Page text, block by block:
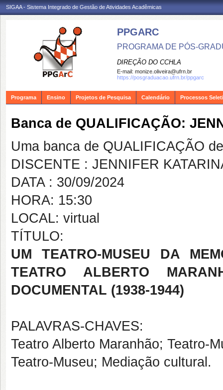
SIGAA - Sistema Integrado de Gestão de Atividades Acadêmicas
PPGARC
PROGRAMA DE PÓS-
DIREÇÃO DO CCHLA
E-mail: monize.oliveira@ufrn.br
https://posgraduacao.ufrn.br/ppgarc
Programa Ensino Projetos de Pesquisa Calendário Processos
Banca de QUALIFICAÇÃO:
Uma banca de QUALIFICAÇÃO
DISCENTE : JENNIFER
DATA : 30/09/2024
HORA: 15:30
LOCAL: virtual
TÍTULO:
UM TEATRO-MUSEU DA
TEATRO ALBERTO
DOCUMENTAL (1938-1944)
PALAVRAS-CHAVES:
Teatro Alberto Maranhão; Teatro-
Teatro-Museu; Mediação cultural.